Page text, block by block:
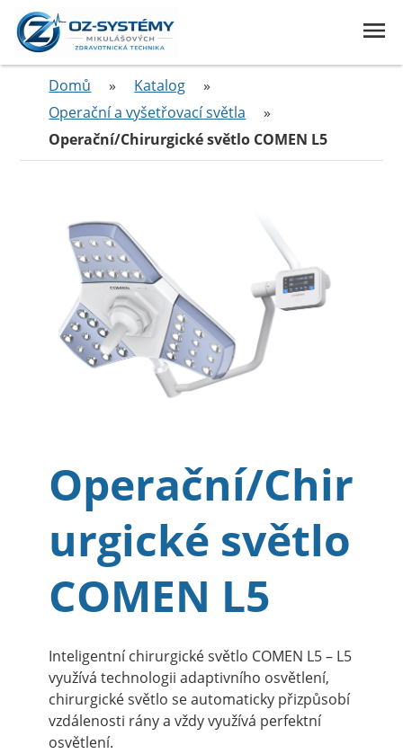
Domů » Katalog
»
Operační a vyšetřovací světla
»
Operační/Chirurgické světlo COMEN L5
Operační/Chir
urgické světlo
COMEN L5
Inteligentní chirurgické světlo COMEN L5 – L5
využívá technologii adaptivního osvětlení,
chirurgické světlo se automaticky přizpůsobí
vzdálenosti rány a vždy využívá perfektní
osvětlení.